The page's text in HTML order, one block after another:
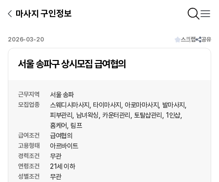
마사지 구인정보
2026-03-20 스크랩 공유
서울 송파구 상시모집 급여협의
근무지역 서울 송파
모집업종 스웨디시마사지 타이마사지 아로마마사지
발마사지
피부관리
남녀왁싱 카운터관리 토탈샵관리
1인샵
홈케어
림프
급여조건 급여협의
고용형태 아르바이트
경력조건 무관
연령조건 21세 이하
성별조건 무관